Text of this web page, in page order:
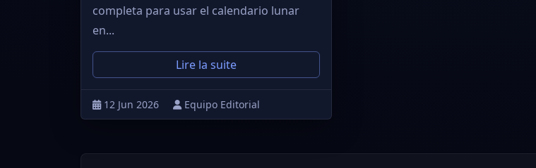
completa para usar el calendario lunar
en...
Lire la suite
12 Jun 2026 Equipo Editorial